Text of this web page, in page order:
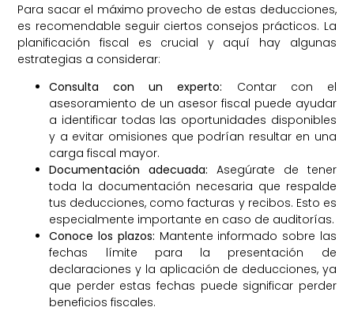
Para sacar el máximo provecho de estas deducciones,
es recomendable seguir ciertos consejos prácticos. La
planificación fiscal es crucial y aquí hay algunas
estrategias a considerar:
Consulta con un experto: Contar con el
asesoramiento de un asesor fiscal puede ayudar
a identificar todas las oportunidades disponibles
y a evitar omisiones que podrían resultar en una
carga fiscal mayor.
Documentación adecuada: Asegúrate de tener
toda la documentación necesaria que respalde
tus deducciones, como facturas y recibos. Esto es
especialmente importante en caso de auditorías.
Conoce los plazos: Mantente informado sobre las
fechas límite para la presentación de
declaraciones y la aplicación de deducciones, ya
que perder estas fechas puede significar perder
beneficios fiscales.